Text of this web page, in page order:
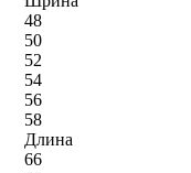
48
50
52
54
56
58
Длина
66